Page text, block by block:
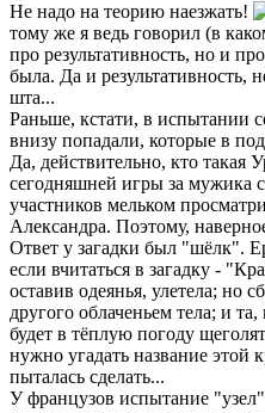
Не надо на теорию наезжать!
тому же я ведь говорил (в
про результативность, но и
была. Да и результативность,
шта...
Раньше, кстати, в испытании
внизу попадали, которые в
Да, действительно, кто такая
сегодняшней игры за мужика
участников мельком
Александра. Поэтому,
Ответ у загадки был "шёлк".
если вчитаться в загадку -
оставив одеянья, улетела; но
другого облаченьем тела; и
будет в тёплую погоду
нужно угадать название этой
пыталась сделать...
У французов испытание